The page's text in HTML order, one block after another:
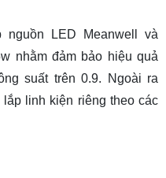
LED Meanwell và
nhằm đảm bảo hiệu quả
suất trên 0.9. Ngoài ra
linh kiện riêng theo các